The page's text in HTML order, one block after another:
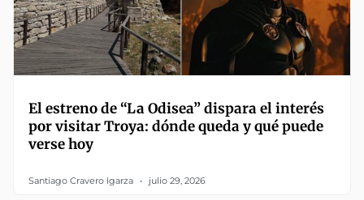
El estreno de “La Odisea” dispara el interés
por visitar Troya: dónde queda y qué puede
verse hoy
Santiago Cravero Igarza julio 29, 2026